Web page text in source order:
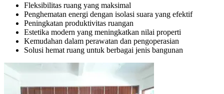
Fleksibilitas ruang yang maksimal
Penghematan energi dengan isolasi suara yang efektif
Peningkatan produktivitas ruangan
Estetika modern yang meningkatkan nilai properti
Kemudahan dalam perawatan dan pengoperasian
Solusi hemat ruang untuk berbagai jenis bangunan